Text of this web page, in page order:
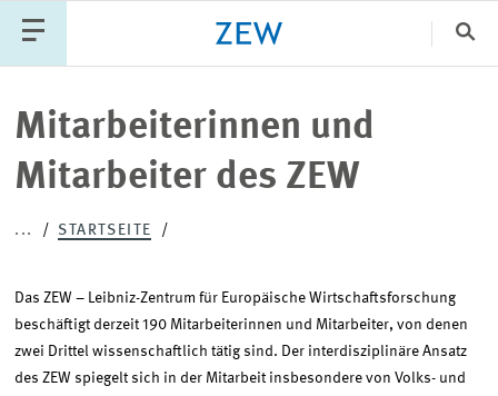
VERANSTALTUNGEN
Mitarbeiterinnen und
Mitarbeiter des ZEW
... STARTSEITE
Das ZEW – Leibniz-Zentrum für Europäische Wirtschaftsforschung
beschäftigt derzeit 190 Mitarbeiterinnen und Mitarbeiter, von denen
zwei Drittel wissenschaftlich tätig sind. Der interdisziplinäre Ansatz
des ZEW spiegelt sich in der Mitarbeit insbesondere von Volks- und